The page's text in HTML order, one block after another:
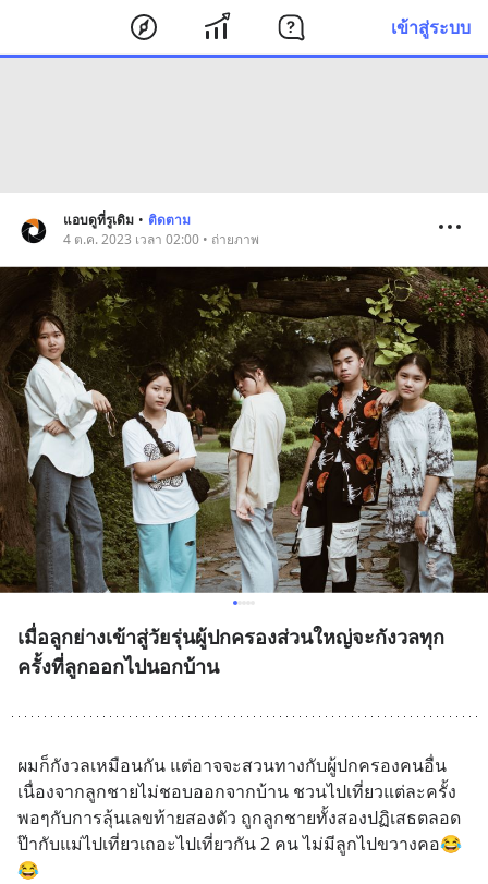
เข้าสู่ระบบ
แอบดูที่รูเดิม • ติดตาม
4 ต.ค. 2023 เวลา 02:00 • ถ่ายภาพ
เมื่อลูกย่างเข้าสู่วัยรุ่นผู้ปกครองส่วนใหญ่จะกังวลทุก
ครั้งที่ลูกออกไปนอกบ้าน
ผมก็กังวลเหมือนกัน แต่อาจจะสวนทางกับผู้ปกครองคนอื่น
เนื่องจากลูกชายไม่ชอบออกจากบ้าน ชวนไปเที่ยวแต่ละครั้ง
พอๆกับการลุ้นเลขท้ายสองตัว ถูกลูกชายทั้งสองปฏิเสธตลอด
ป๊ากับแม่ไปเที่ยวเถอะไปเที่ยวกัน 2 คน ไม่มีลูกไปขวางคอ😂
😂